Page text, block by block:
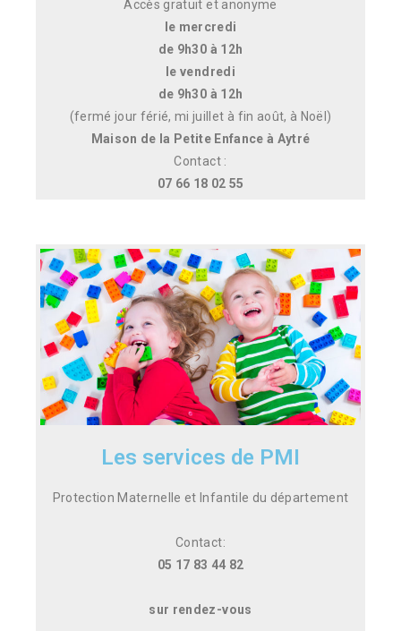
Accès gratuit et anonyme
le mercredi
de 9h30 à 12h
le vendredi
de 9h30 à 12h
(fermé jour férié, mi juillet à fin août, à Noël)
Maison de la Petite Enfance à Aytré
Contact :
07 66 18 02 55
Les services de PMI
Protection Maternelle et Infantile du département
Contact:
05 17 83 44 82
sur rendez-vous